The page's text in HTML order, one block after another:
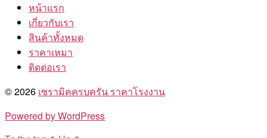
หน้าแรก
เกี่ยวกับเรา
สินค้าทั้งหมด
ราคาเหมา
ติดต่อเรา
© 2026 เซรามิคครบครัน ราคาโรงงาน
Powered by WordPress